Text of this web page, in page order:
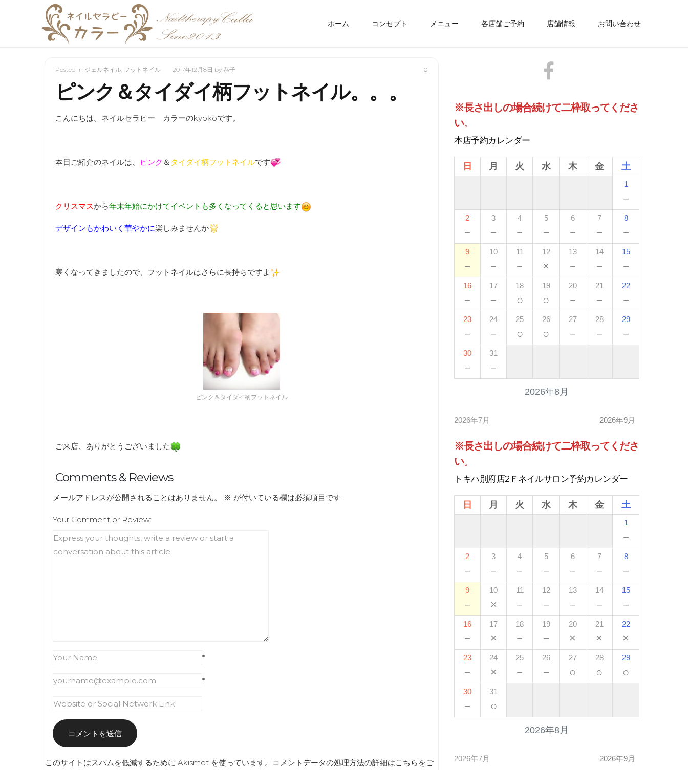
ホーム コンセプト メニュー 各店舗ご予約 店舗情報 お問い合わせ
0
Posted in ジェルネイル, フットネイル 2017年12月8日 by 恭子
ピンク＆タイダイ柄フットネイル。。。
こんにちは。ネイルセラピー カラーのkyokoです。
本日ご紹介のネイルは、 ピンク ＆ タイダイ柄フットネイルです
クリスマスから年末年始にかけてイベントも多くなってくると思います
デザインもかわいく華やかに楽しみませんか
寒くなってきましたので、フットネイルはさらに長持ちですよ
ピンク＆タイダイ柄フットネイル
ご来店、ありがとうございました
Comments & Reviews
メールアドレスが公開されることはありません。 ※ が付いている欄は必須項目です
Your Comment or Review:
*
*
このサイトはスパムを低減するために Akismet を使っています。
コメントデータの処理方法の詳細はこちらをご
※長さ出しの場合続けて二枠取ってくださ
い。
本店予約カレンダー
2026年8月
日 月 火 水 木 金 土
1
－
2
－
3
－
4
－
5
－
6
－
7
－
8
－
9
－
10
－
11
－
12
×
13
－
14
－
15
－
16
－
17
－
18
○
19
○
20
－
21
－
22
－
23
－
24
－
25
○
26
○
27
－
28
－
29
－
30
－
31
－
2026年7月 2026年9月
※長さ出しの場合続けて二枠取ってくださ
い。
トキハ別府店2Ｆネイルサロン予約カレンダー
2026年8月
日 月 火 水 木 金 土
1
－
2
－
3
－
4
－
5
－
6
－
7
－
8
－
9
－
10
×
11
－
12
－
13
－
14
－
15
－
16
－
17
×
18
－
19
－
20
×
21
×
22
×
23
－
24
×
25
－
26
－
27
○
28
○
29
○
30
－
31
○
2026年7月 2026年9月